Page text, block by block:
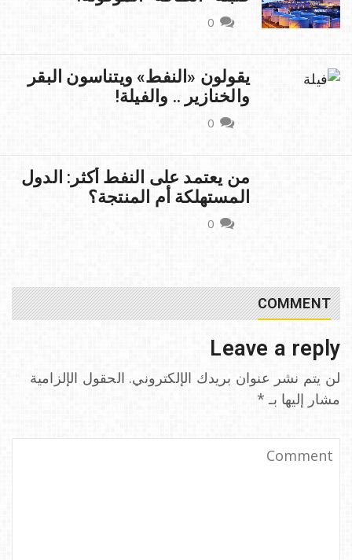
0
يقولون «النفط» ويتناسون البقر
والخنازير .. والفيلة!
0
من يعتمد على النفط أكثر: الدول
المستهلكة أم المنتجة؟
0
COMMENT
Leave a reply
لن يتم نشر عنوان بريدك الإلكتروني. الحقول الإلزامية
مشار إليها بـ *